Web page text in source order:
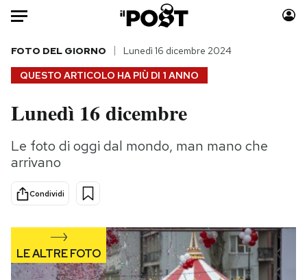
Auto
HOME
Italia
Politica
Internet
Cultura
Economia
Sport
Moda
Consumismi
Europa
Altrecose
Mondiali calcio 2026
QUESTO ARTICOLO HA PIÙ DI 1 ANNO
FOTO DEL GIORNO Lunedì 16 dicembre 2024
Lunedì 16 dicembre
Le foto di oggi dal mondo, man mano che
arrivano
Condividi